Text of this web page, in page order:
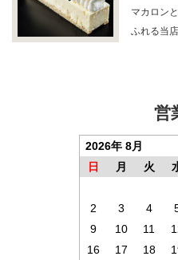
マカロン
ふれる当
営
2026年 8月
日
月 火
2
3 4
9
10 11
16
17 18